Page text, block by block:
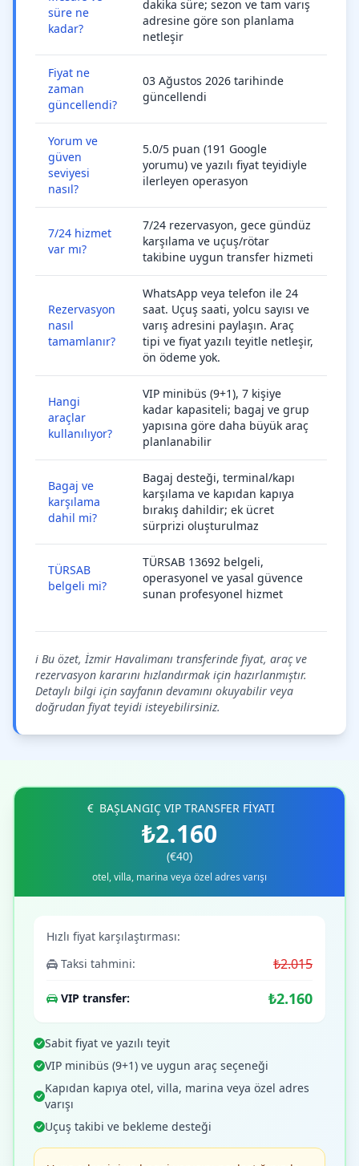
süre ne
kadar?
dakika süre; sezon ve tam varış
adresine göre son planlama
netleşir
Fiyat ne
zaman
güncellendi?
03 Ağustos 2026 tarihinde
güncellendi
Yorum ve
güven
seviyesi
nasıl?
5.0/5 puan (191 Google
yorumu) ve yazılı fiyat teyidiyle
ilerleyen operasyon
7/24 hizmet
var mı?
7/24 rezervasyon, gece gündüz
karşılama ve uçuş/rötar
takibine uygun transfer hizmeti
Rezervasyon
nasıl
tamamlanır?
WhatsApp veya telefon ile 24
saat. Uçuş saati, yolcu sayısı ve
varış adresini paylaşın. Araç
tipi ve fiyat yazılı teyitle netleşir,
ön ödeme yok.
Hangi
araçlar
kullanılıyor?
VIP minibüs (9+1), 7 kişiye
kadar kapasiteli; bagaj ve grup
yapısına göre daha büyük araç
planlanabilir
Bagaj ve
karşılama
dahil mi?
Bagaj desteği, terminal/kapı
karşılama ve kapıdan kapıya
bırakış dahildir; ek ücret
sürprizi oluşturulmaz
TÜRSAB
belgeli mi?
TÜRSAB 13692 belgeli,
operasyonel ve yasal güvence
sunan profesyonel hizmet
ℹ️ Bu özet, İzmir Havalimanı transferinde fiyat, araç ve
rezervasyon kararını hızlandırmak için hazırlanmıştır.
Detaylı bilgi için sayfanın devamını okuyabilir veya
doğrudan fiyat teyidi isteyebilirsiniz.
BAŞLANGIÇ VIP TRANSFER FİYATI
₺2.160
(€40)
otel, villa, marina veya özel adres varışı
Hızlı fiyat karşılaştırması:
Taksi tahmini:
₺2.015
VIP transfer: ₺2.160
Sabit fiyat ve yazılı teyit
VIP minibüs (9+1) ve uygun araç seçeneği
Kapıdan kapıya otel, villa, marina veya özel adres
varışı
Uçuş takibi ve bekleme desteği